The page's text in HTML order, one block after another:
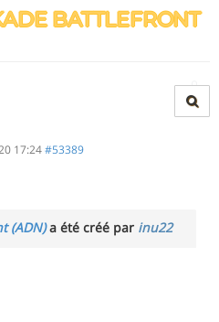
BATTLEFRONT
17:24#53389
(ADN)a été créé par inu22